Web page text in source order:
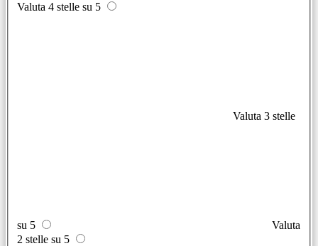
Valuta 4 stelle su 5
Valuta 3 stelle
su 5
Valuta
2 stelle su 5